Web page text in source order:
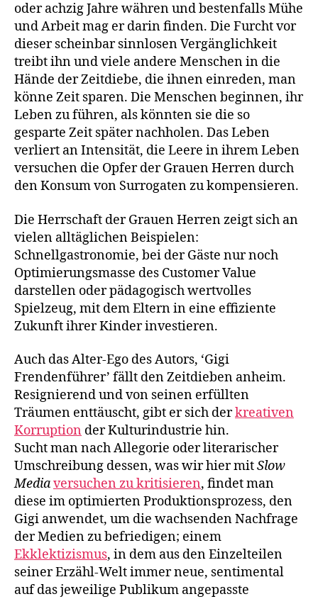
oder achzig Jahre währen und bestenfalls Mühe
und Arbeit mag er darin finden. Die Furcht vor
dieser scheinbar sinnlosen Vergänglichkeit
treibt ihn und viele andere Menschen in die
Hände der Zeitdiebe, die ihnen einreden, man
könne Zeit sparen. Die Menschen beginnen, ihr
Leben zu führen, als könnten sie die so
gesparte Zeit später nachholen. Das Leben
verliert an Intensität, die Leere in ihrem Leben
versuchen die Opfer der Grauen Herren durch
den Konsum von Surrogaten zu kompensieren.
Die Herrschaft der Grauen Herren zeigt sich an
vielen alltäglichen Beispielen:
Schnellgastronomie, bei der Gäste nur noch
Optimierungsmasse des Customer Value
darstellen oder pädagogisch wertvolles
Spielzeug, mit dem Eltern in eine effiziente
Zukunft ihrer Kinder investieren.
Auch das Alter-Ego des Autors, ‘Gigi
Frendenführer’ fällt den Zeitdieben anheim.
Resignierend und von seinen erfüllten
Träumen enttäuscht, gibt er sich derkreativen
Korruption der Kulturindustrie hin.
Sucht man nach Allegorie oder literarischer
Umschreibung dessen, was wir hier mitSlow
Mediaversuchen zu kritisieren, findet man
diese im optimierten Produktionsprozess, den
Gigi anwendet, um die wachsenden Nachfrage
der Medien zu befriedigen; einem
Ekklektizismus, in dem aus den Einzelteilen
seiner Erzähl-Welt immer neue, sentimental
auf das jeweilige Publikum angepasste